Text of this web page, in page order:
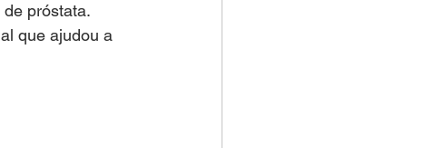
próstata.
que ajudou a